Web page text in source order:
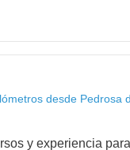
desde Pedrosa
y experiencia